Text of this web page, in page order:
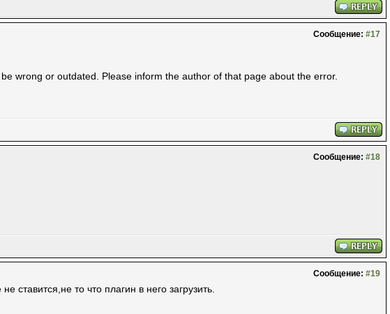
Сообщение: #17
wrong or outdated. Please inform the author of that page about the error.
Сообщение: #18
Сообщение: #19
то что плагин в него загрузить.